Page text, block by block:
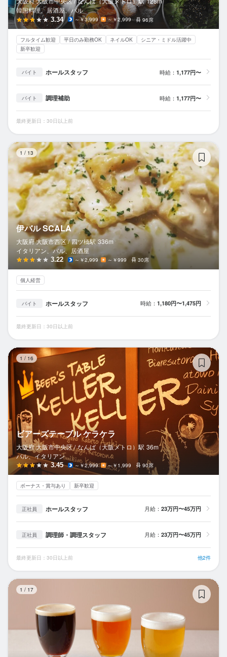
韓国料理、居酒屋、バル
3.34 ～￥3,999 ～￥2,999 96席
フルタイム歓迎 平日のみ勤務OK ネイルOK
シニア・ミドル活躍中
新卒歓迎
バイト ホールスタッフ 時給： 1,177円〜
バイト 調理補助 時給： 1,177円〜
最終更新日：30日以上前
1 / 13
伊バル SCALA
大阪府 大阪市西区 / 四ツ橋駅 336m
イタリアン、バル、居酒屋
3.22 ～￥2,999 ～￥999 30席
個人経営
バイト ホールスタッフ 時給： 1,180円〜1,475円
最終更新日：30日以上前
1 / 16
ビアーズテーブル ケラケラ
大阪府 大阪市中央区 / なんば（大阪メトロ） 駅 36m
バル、イタリアン
3.45 ～￥2,999 ～￥1,999 90席
ボーナス・賞与あり 新卒歓迎
正社員 ホールスタッフ 月給： 23万円〜45万円
正社員 調理師・調理スタッフ 月給： 23万円〜45万円
最終更新日：30日以上前 他2件
1 / 17